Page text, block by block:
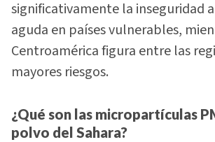
significativamente la inseguridad
aguda en países vulnerables,
Centroamérica figura entre las
mayores riesgos.
¿Qué son las micropartículas
polvo del Sahara?